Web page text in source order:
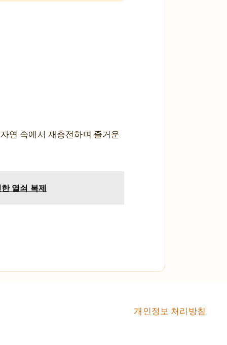
연 속에서 재충전하며 즐거운
열쇠 복제
개인정보 처리방침